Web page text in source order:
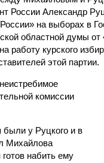
России Александр
на выборах в
областной думы
работу курского
этой партии.
комиссии
у Руцкого и в
Михайлова
набить ему